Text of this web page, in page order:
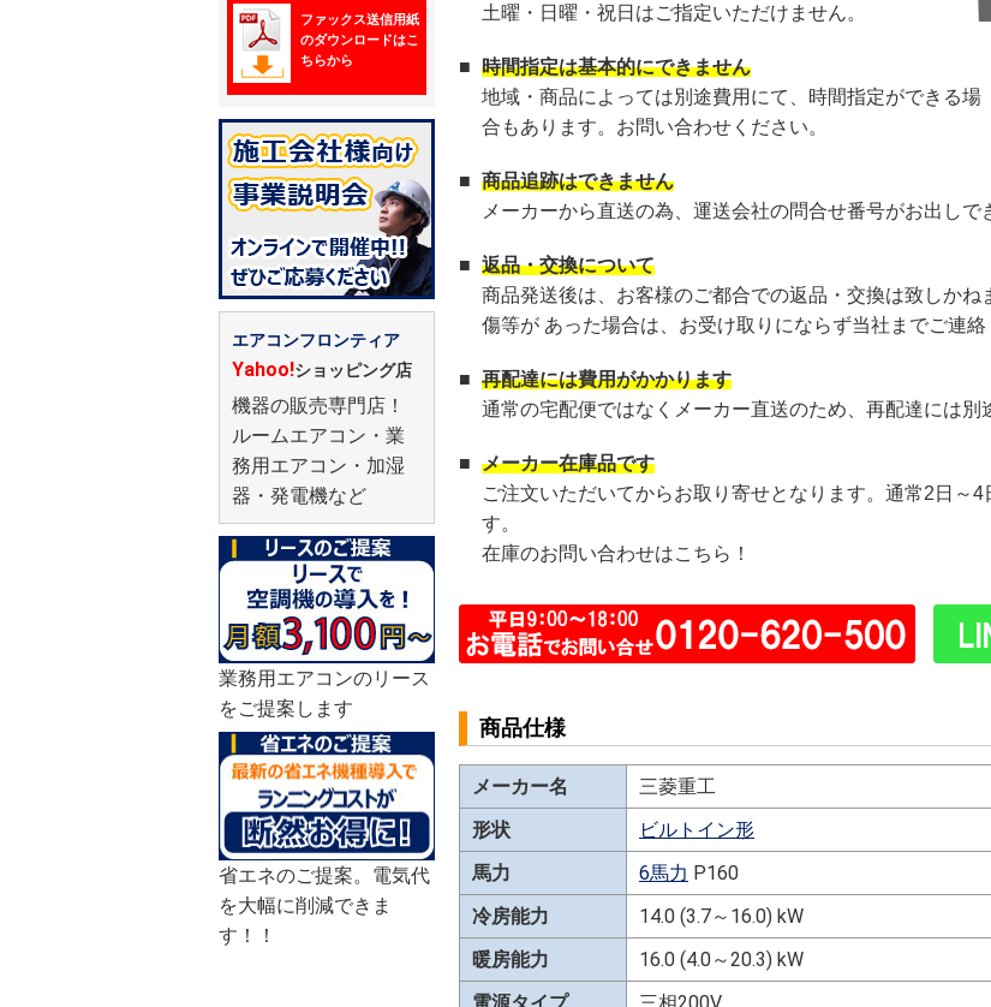
ファックス送信用紙
のダウンロードはこ
ちらから
エアコンフロンティア
Yahoo!ショッピング店
機器の販売専門店！
ルームエアコン・業
務用エアコン・加湿
器・発電機など
業務用エアコンのリース
をご提案します
省エネのご提案。電気代
を大幅に削減できま
す！！
土曜・日曜・祝日はご指定いただけません。
■ 時間指定は基本的にできません
地域・商品によっては別途費用にて、時間指定ができる場
合もあります。お問い合わせください。
■ 商品追跡はできません
メーカーから直送の為、運送会社の問合せ番号がお出しで
■ 返品・交換について
商品発送後は、お客様のご都合での返品・交換は致しか
傷等が あった場合は、お受け取りにならず当社までご連絡
■ 再配達には費用がかかります
通常の宅配便ではなくメーカー直送のため、再配達には別
■ メーカー在庫品です
ご注文いただいてからお取り寄せとなります。通常2日～
す。
在庫のお問い合わせはこちら！
商品仕様
メーカー名
三菱重工
形状
ビルトイン形
馬力
6馬力 P160
冷房能力
14.0 (3.7～16.0) kW
暖房能力
16.0 (4.0～20.3) kW